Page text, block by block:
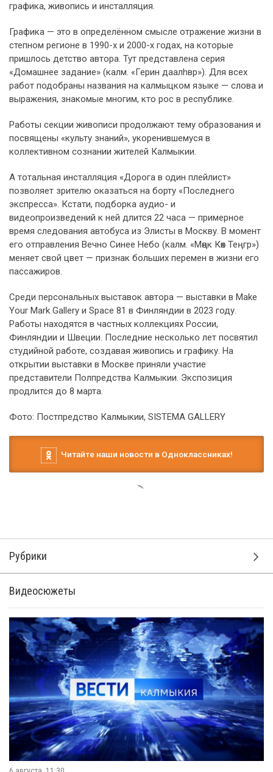
графика, живопись и инсталляция.
Графика — это в определённом смысле отражение жизни в
степном регионе в 1990-х и 2000-х годах, на которые
пришлось детство автора. Тут представлена серия
«Домашнее задание» (калм. «Герин даалhвр»). Для всех
работ подобраны названия на калмыцком языке — слова и
выражения, знакомые многим, кто рос в республике.
Работы секции живописи продолжают тему образования и
посвящены «культу знаний», укоренившемуся в
коллективном сознании жителей Калмыкии.
А тотальная инсталляция «Дорога в один плейлист»
позволяет зрителю оказаться на борту «Последнего
экспресса». Кстати, подборка аудио- и
видеопроизведений к ней длится 22 часа — примерное
время следования автобуса из Элисты в Москву. В момент
его отправления Вечно Синее Небо (калм. «Мөңк Көк Теңгр»)
меняет свой цвет — признак больших перемен в жизни его
пассажиров.
Среди персональных выставок автора — выставки в Make
Your Mark Gallery и Space 81 в Финляндии в 2023 году.
Работы находятся в частных коллекциях России,
Финляндии и Швеции. Последние несколько лет посвятил
студийной работе, создавая живопись и графику. На
открытии выставки в Москве приняли участие
представители Полпредства Калмыкии. Экспозиция
продлится до 8 марта.
Фото: Постпредство Калмыкии, SISTEMA GALLERY
Читайте наши новости в Одноклассниках!
Рубрики
Видеосюжеты